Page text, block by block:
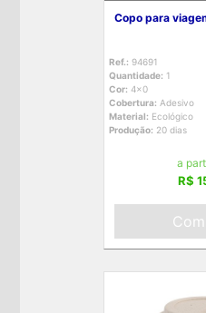
Copo para
Ref.: 94691
Quantidade: 1
Cor: 4x0
Cobertura: Adesivo
Material: Ecológico
Produção: 20 dias
a
R$